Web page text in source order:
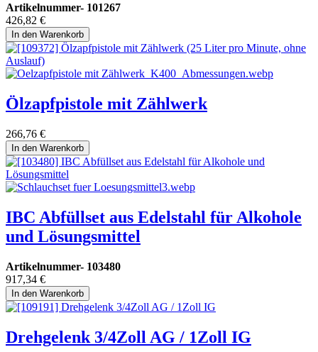
Artikelnummer- 101267
426,82 €
In den Warenkorb
Ölzapfpistole mit Zählwerk
266,76 €
In den Warenkorb
IBC Abfüllset aus Edelstahl für Alkohole
und Lösungsmittel
Artikelnummer- 103480
917,34 €
In den Warenkorb
Drehgelenk 3/4Zoll AG / 1Zoll IG